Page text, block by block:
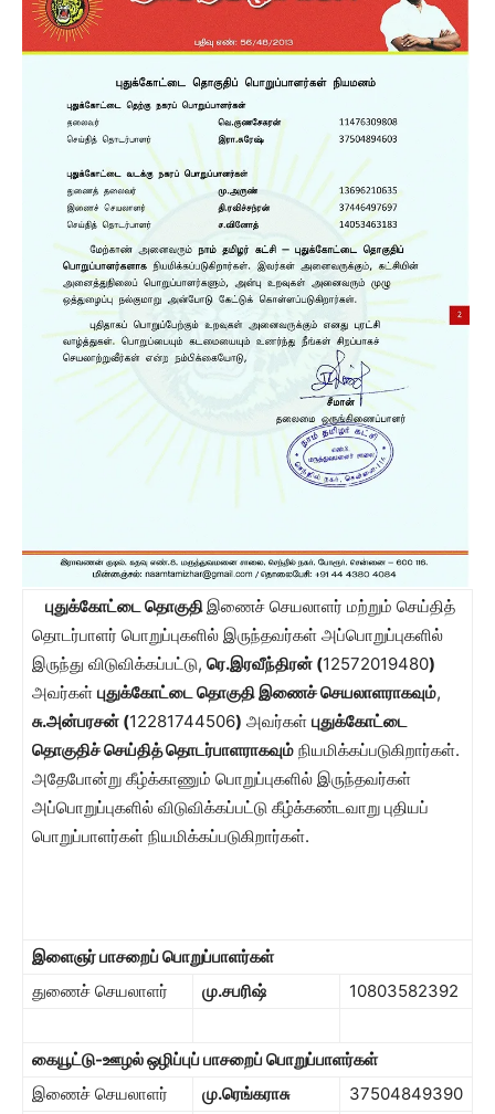
புதுக்கோட்டை தொகுதி இணைச் செயலாளர் மற்றும் செய்தித்
தொடர்பாளர் பொறுப்புகளில் இருந்தவர்கள் அப்பொறுப்புகளில்
இருந்து விடுவிக்கப்பட்டு, ரெ.இரவீந்திரன் (12572019480)
அவர்கள் புதுக்கோட்டை தொகுதி இணைச் செயலாளராகவும்,
சு.அன்பரசன் (12281744506) அவர்கள் புதுக்கோட்டை
தொகுதிச் செய்தித் தொடர்பாளராகவும் நியமிக்கப்படுகிறார்கள்.
அதேபோன்று கீழ்க்காணும் பொறுப்புகளில் இருந்தவர்கள்
அப்பொறுப்புகளில் விடுவிக்கப்பட்டு கீழ்க்கண்டவாறு புதியப்
பொறுப்பாளர்கள் நியமிக்கப்படுகிறார்கள்.
இளைஞர் பாசறைப் பொறுப்பாளர்கள்
துணைச் செயலாளர்
மு.சபரிஷ் 10803582392
கையூட்டு-ஊழல் ஒழிப்புப் பாசறைப் பொறுப்பாளர்கள்
இணைச் செயலாளர்
மு.ரெங்கராசு 37504849390